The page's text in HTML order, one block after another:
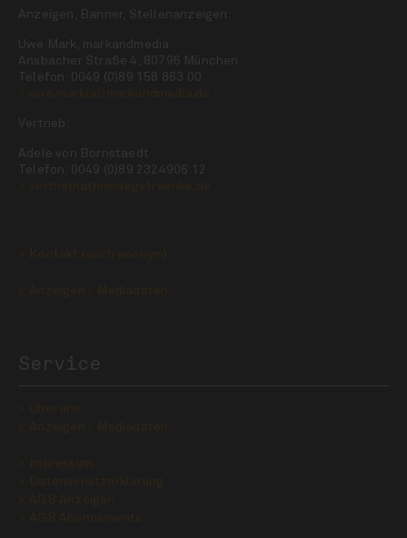
Anzeigen, Banner, Stellenanzeigen:
Uwe Mark, markandmedia
Ansbacher Straße 4, 80796 München
Telefon: 0049 (0)89 158 863 00
Vertrieb:
Adele von Bornstaedt
Telefon: 0049 (0)89 2324906 12
Service